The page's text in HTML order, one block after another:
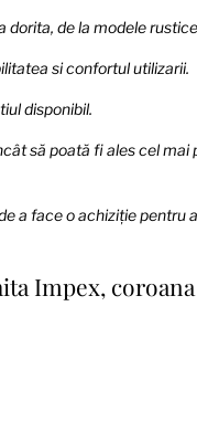
de la modele
si confortul utilizarii.
disponibil.
să poată fi ales cel
a face o achiziție pentru
Impex, coroana